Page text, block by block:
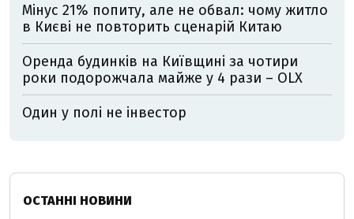
Мінус 21% попиту, але не обвал: чому житло
в Києві не повторить сценарій Китаю
Оренда будинків на Київщині за чотири
роки подорожчала майже у 4 рази – OLX
Один у полі не інвестор
ОСТАННІ НОВИНИ